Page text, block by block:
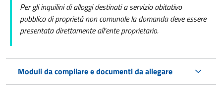
Per gli inquilini di alloggi destinati a servizio abitativo
pubblico di proprietà non comunale la domanda deve essere
presentata direttamente all’ente proprietario.
Moduli da compilare e documenti da allegare